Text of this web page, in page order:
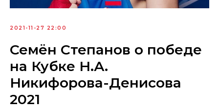
2021-11-27 22:00
Семён Степанов о победе
на Кубке Н.А.
Никифорова-Денисова
2021